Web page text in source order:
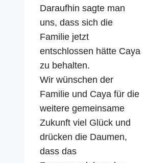
Daraufhin sagte man
uns, dass sich die
Familie jetzt
entschlossen hätte Caya
zu behalten.
Wir wünschen der
Familie und Caya für die
weitere gemeinsame
Zukunft viel Glück und
drücken die Daumen,
dass das